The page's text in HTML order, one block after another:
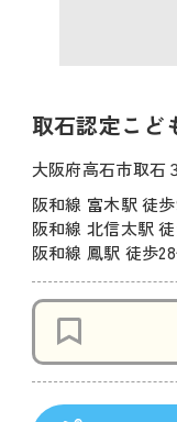
取石認定こど
大阪府高石市取
阪和線 富木駅 徒
阪和線 北信太駅
阪和線 鳳駅 徒歩